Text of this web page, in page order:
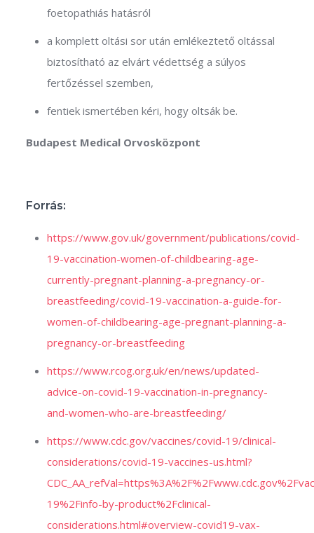
foetopathiás hatásról
a komplett oltási sor után emlékeztető oltással
biztosítható az elvárt védettség a súlyos
fertőzéssel szemben,
fentiek ismertében kéri, hogy oltsák be.
Budapest Medical Orvosközpont
Forrás:
https://www.gov.uk/government/publications/covid-
19-vaccination-women-of-childbearing-age-
currently-pregnant-planning-a-pregnancy-or-
breastfeeding/covid-19-vaccination-a-guide-for-
women-of-childbearing-age-pregnant-planning-a-
pregnancy-or-breastfeeding
https://www.rcog.org.uk/en/news/updated-
advice-on-covid-19-vaccination-in-pregnancy-
and-women-who-are-breastfeeding/
https://www.cdc.gov/vaccines/covid-19/clinical-
considerations/covid-19-vaccines-us.html?
19%2Finfo-by-product%2Fclinical-
considerations.html#overview-covid19-vax-